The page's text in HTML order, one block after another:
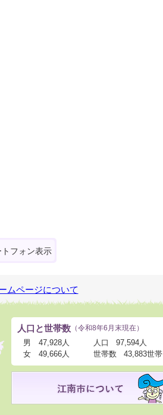
トフォン表示
ムページについて
人口と世帯数 （令和8年6月末現在）
男
47,928人
女
49,666人
人口
97,594人
世帯数
43,883世帯